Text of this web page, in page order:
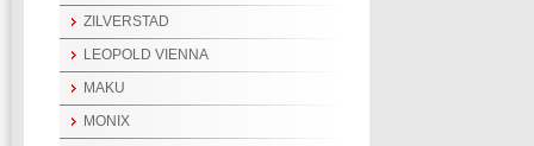
ZILVERSTAD
LEOPOLD VIENNA
MAKU
MONIX